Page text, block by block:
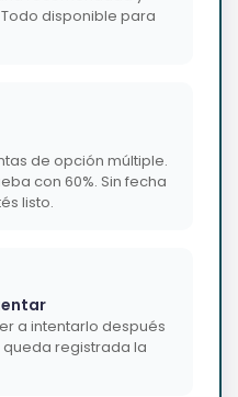
disponible para
de opción múltiple.
con 60%. Sin fecha
listo.
a intentarlo después
queda registrada la